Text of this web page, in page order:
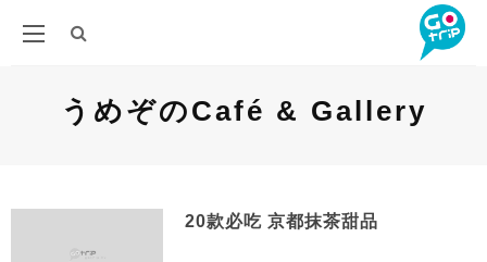
うめぞのCafé & Gallery
20款必吃 京都抹茶甜品